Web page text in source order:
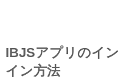
IBJSアプリのイ
イン方法